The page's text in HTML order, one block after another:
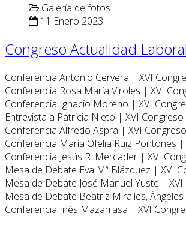
Galería de fotos
11 Enero 2023
Congreso Actualidad Laboral
Conferencia Antonio Cervera | XVI
Conferencia Rosa María Viroles | XVI
Conferencia Ignacio Moreno | XVI
Entrevista a Patricia Nieto | XVI
Conferencia Alfredo Aspra | XVI
Conferencia María Ofelia Ruiz Pontones
Conferencia Jesús R. Mercader | XVI
Mesa de Debate Eva Mª Blázquez | XVI
Mesa de Debate José Manuel Yuste |
Mesa de Debate Beatriz Miralles,
Conferencia Inés Mazarrasa | XVI